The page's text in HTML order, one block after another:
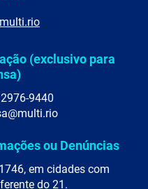
(exclusivo para
9440
ou Denúncias
em cidades com
do 21.